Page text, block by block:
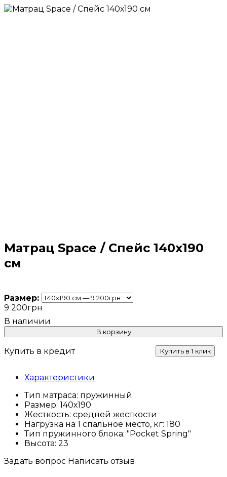
Матрац Space / Спейс 140х190
см
Размер:
9 200грн
В корзину
Купить в кредит Купить в 1 клик
Характеристики
Тип матраса: пружинный
Размер: 140х190
Жесткость: средней жесткости
Нагрузка на 1 спальное место, кг: 180
Тип пружинного блока: "Pocket Spring"
Высота: 23
Задать вопрос Написать отзыв